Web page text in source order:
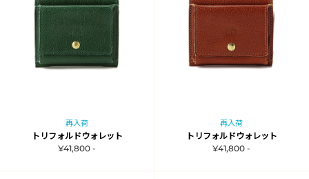
再入荷
トリフォルドウォレット
¥41,800 -
再入荷
トリフォルドウォレット
¥41,800 -